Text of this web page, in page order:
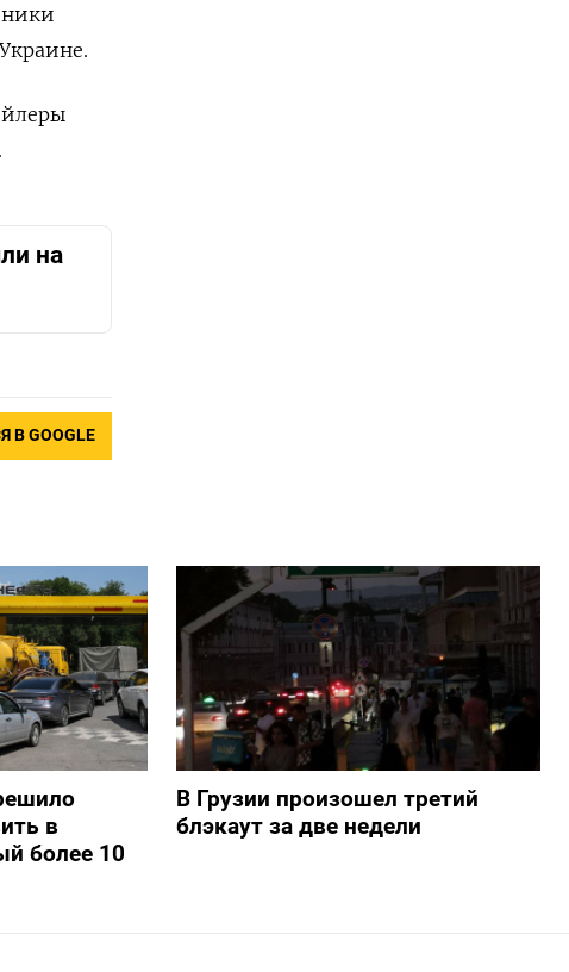
на
GOOGLE
в
более 10
В Грузии произошел третий
блэкаут за две недели